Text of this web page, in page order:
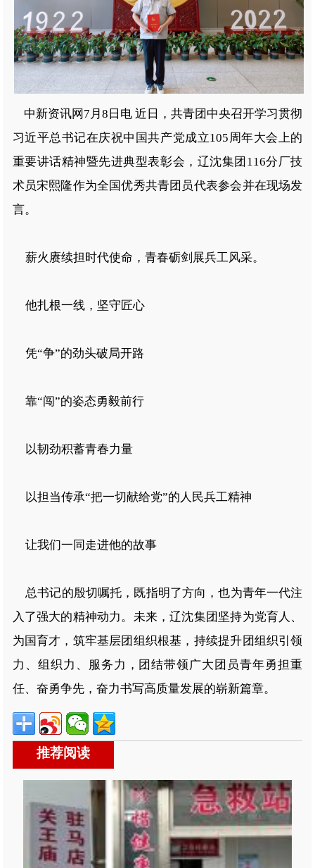
中新资讯网7月8日电 近日，共青团中央召开学习贯彻
习近平总书记在庆祝中国共产党成立105周年大会上的
重要讲话精神暨先进典型表彰会，辽沈集团116分厂技
术员宋熙隆作为全国优秀共青团员代表参会并在现场发
言。
薪火赓续担时代使命，青春砺剑展兵工风采。
他扎根一线，坚守匠心
凭“争”的劲头破局开路
靠“闯”的姿态勇毅前行
以韧劲积蓄青春力量
以担当传承“把一切献给党”的人民兵工精神
让我们一同走进他的故事
总书记的殷切嘱托，既指明了方向，也为青年一代注
入了强大的精神动力。未来，辽沈集团坚持为党育人、
为国育才，筑牢基层团组织根基，持续提升团组织引领
力、组织力、服务力，团结带领广大团员青年勇担重
任、奋勇争先，奋力书写高质量发展的崭新篇章。
推荐阅读